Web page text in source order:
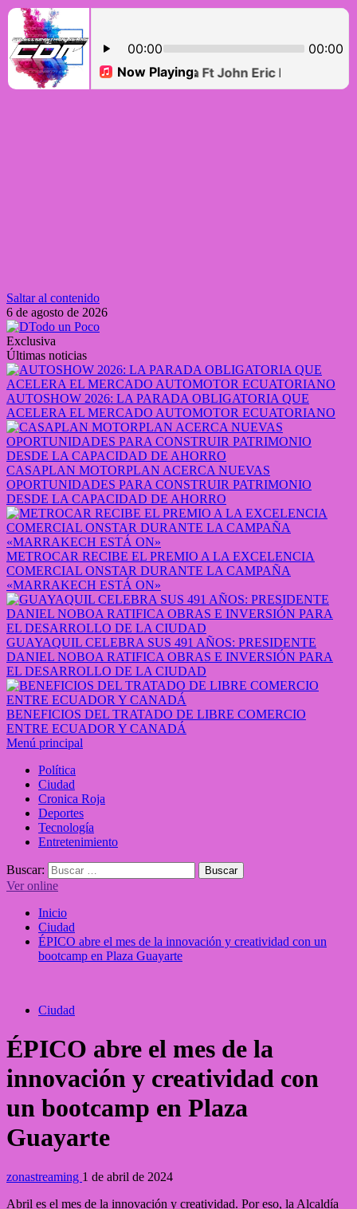
Saltar al contenido
6 de agosto de 2026
Exclusiva
Últimas noticias
AUTOSHOW 2026: LA PARADA OBLIGATORIA QUE
ACELERA EL MERCADO AUTOMOTOR ECUATORIANO
CASAPLAN MOTORPLAN ACERCA NUEVAS
OPORTUNIDADES PARA CONSTRUIR PATRIMONIO
DESDE LA CAPACIDAD DE AHORRO
METROCAR RECIBE EL PREMIO A LA EXCELENCIA
COMERCIAL ONSTAR DURANTE LA CAMPAÑA
«MARRAKECH ESTÁ ON»
GUAYAQUIL CELEBRA SUS 491 AÑOS: PRESIDENTE
DANIEL NOBOA RATIFICA OBRAS E INVERSIÓN PARA
EL DESARROLLO DE LA CIUDAD
BENEFICIOS DEL TRATADO DE LIBRE COMERCIO
ENTRE ECUADOR Y CANADÁ
Menú principal
Política
Ciudad
Cronica Roja
Deportes
Tecnología
Entretenimiento
Buscar:
Ver online
Inicio
Ciudad
ÉPICO abre el mes de la innovación y creatividad con un
bootcamp en Plaza Guayarte
Ciudad
ÉPICO abre el mes de la
innovación y creatividad con
un bootcamp en Plaza
Guayarte
zonastreaming 1 de abril de 2024
Abril es el mes de la innovación y creatividad. Por eso, la Alcaldía